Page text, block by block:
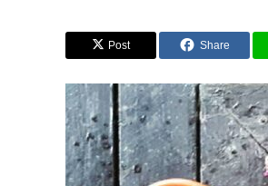
Post Share